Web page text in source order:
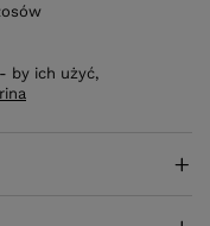
by ich użyć,